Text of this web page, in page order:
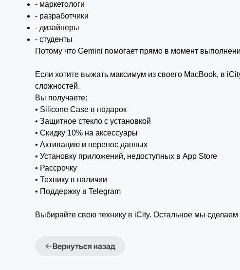
- маркетологи
- разработчики
- дизайнеры
- студенты
Потому что Gemini помогает прямо в момент
Если хотите выжать максимум из своего MacBook, в
сложностей.
Вы получаете:
• Silicone Case в подарок
• Защитное стекло с установкой
• Скидку 10% на аксессуары
• Активацию и перенос данных
• Установку приложений, недоступных в App Store
• Рассрочку
• Технику в наличии
• Поддержку в Telegram
Выбирайте свою технику в iCity. Остальное мы сделаем
Вернуться назад